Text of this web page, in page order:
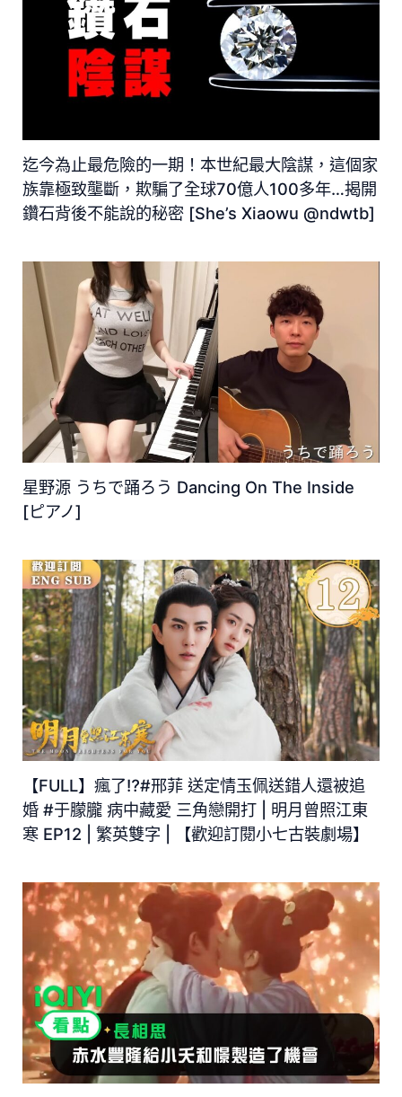
迄今為止最危險的一期！本世紀最大陰謀，這個家
族靠極致壟斷，欺騙了全球70億人100多年…揭開
鑽石背後不能說的秘密 [She’s Xiaowu @ndwtb]
星野源 うちで踊ろう Dancing On The Inside
[ピアノ]
【FULL】瘋了⁉️#邢菲 送定情玉佩送錯人還被追
婚 #于朦朧 病中藏愛 三角戀開打 | 明月曾照江東
寒 EP12 | 繁英雙字 | 【歡迎訂閱小七古裝劇場】